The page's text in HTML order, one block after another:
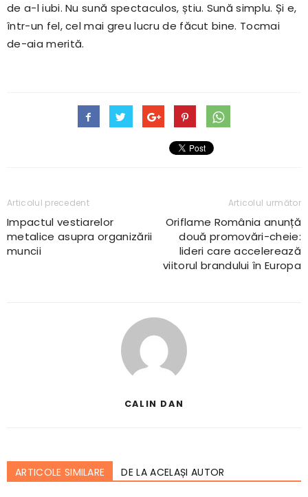
de a-l iubi. Nu sună spectaculos, știu. Sună simplu. Și e,
într-un fel, cel mai greu lucru de făcut bine. Tocmai
de-aia merită.
Articolul precedent
Impactul vestiarelor
metalice asupra organizării
muncii
Articolul următor
Oriflame România anunță
două promovări-cheie:
lideri care accelerează
viitorul brandului în Europa
CALIN DAN
ARTICOLE SIMILARE DE LA ACELAȘI AUTOR